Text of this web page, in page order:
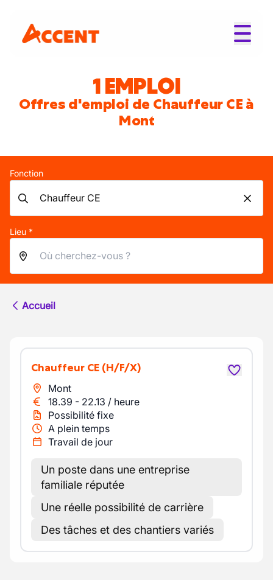
1 EMPLOI
Offres d'emploi de Chauffeur CE à
Mont
Fonction
Lieu *
Accueil
Chauffeur CE (H/F/X)
Mont
18.39 - 22.13 / heure
Possibilité fixe
A plein temps
Travail de jour
Un poste dans une entreprise
familiale réputée
Une réelle possibilité de carrière
Des tâches et des chantiers variés